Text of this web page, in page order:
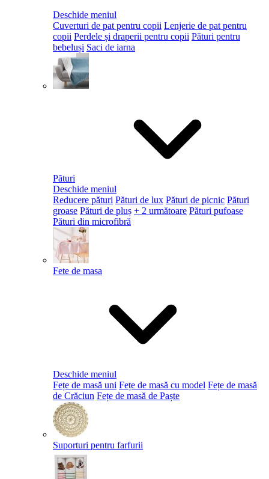
Deschide meniul
Cuverturi de pat pentru copii Lenjerie de pat pentru
copii Perdele și draperii pentru copii Pături pentru
bebeluși Saci de iarna
Pături
Deschide meniul
Reducere pături Pături de lux Pături de picnic Pături
groase Pături de pluș + 2 următoare Pături pufoase
Pături din microfibră
Fete de masa
Deschide meniul
Fețe de masă uni Fețe de masă cu model Fețe de masă
de Crăciun Fețe de masă de Paște​
Suporturi pentru farfurii